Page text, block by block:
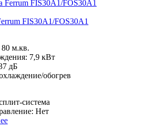
FIS30A1/FOS30A1
м.кв.
7,9 кВт
дБ
обогрев
система
Нет